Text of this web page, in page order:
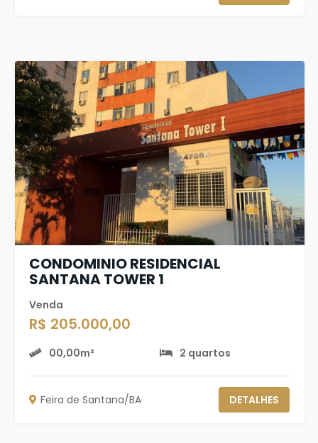
CONDOMINIO RESIDENCIAL
SANTANA TOWER 1
Venda
R$ 205.000,00
00,00m² 2 quartos
Feira de Santana/BA DETALHES